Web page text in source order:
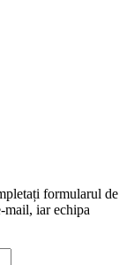
formularul de
iar echipa